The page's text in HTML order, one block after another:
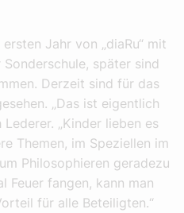
Jahr von „diaRu“ mit
später sind
Derzeit sind für das
„Das ist eigentlich
„Kinder lieben es
Themen, im Speziellen im
Philosophieren geradezu
Feuer fangen, kann man
für alle Beteiligten.“